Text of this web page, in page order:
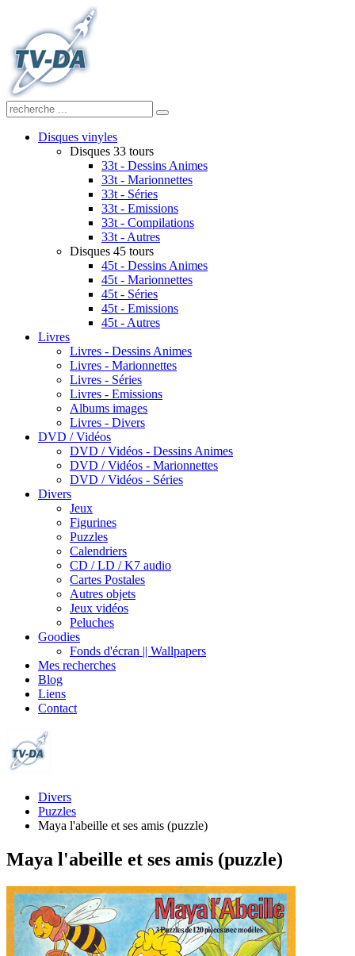
Disques vinyles
Disques 33 tours
33t - Dessins Animes
33t - Marionnettes
33t - Séries
33t - Emissions
33t - Compilations
33t - Autres
Disques 45 tours
45t - Dessins Animes
45t - Marionnettes
45t - Séries
45t - Emissions
45t - Autres
Livres
Livres - Dessins Animes
Livres - Marionnettes
Livres - Séries
Livres - Emissions
Albums images
Livres - Divers
DVD / Vidéos
DVD / Vidéos - Dessins Animes
DVD / Vidéos - Marionnettes
DVD / Vidéos - Séries
Divers
Jeux
Figurines
Puzzles
Calendriers
CD / LD / K7 audio
Cartes Postales
Autres objets
Jeux vidéos
Peluches
Goodies
Fonds d'écran || Wallpapers
Mes recherches
Blog
Liens
Contact
Divers
Puzzles
Maya l'abeille et ses amis (puzzle)
Maya l'abeille et ses amis (puzzle)